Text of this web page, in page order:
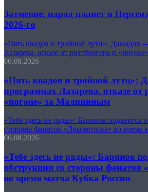
Затмение, парад планет и
2026-го
«Пять квадов и тройной лутц»: Давыдов
Лазарева, отказе от риттбергера и
06.08.2026
«Пять квадов и тройной лутц»:
программах Лазарева, отказе от
«погоне» за Малининым
«Тебе здесь не рады»: Баринов подвергся
стороны фанатов «Локомотива» во время
06.08.2026
«Тебе здесь не рады»: Баринов
обструкции со стороны фанатов
во время матча Кубка России